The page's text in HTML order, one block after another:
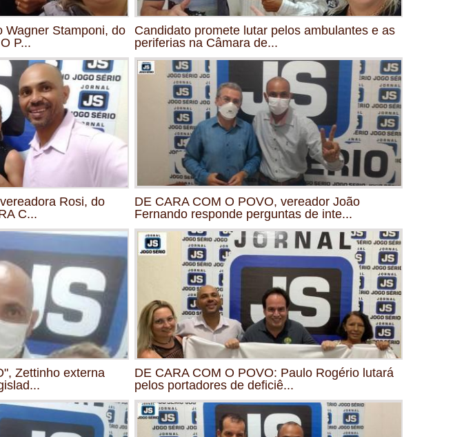
Wagner Stamponi, do
P...
Candidato promete lutar pelos ambulantes e as
periferias na Câmara de...
Rosi, do
C...
DE CARA COM O POVO, vereador João
Fernando responde perguntas de inte...
Zettinho externa
DE CARA COM O POVO: Paulo Rogério lutará
pelos portadores de deficiê...